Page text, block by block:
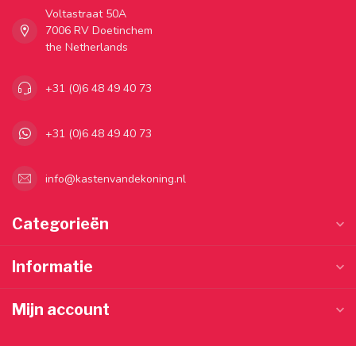
Voltastraat 50A
7006 RV Doetinchem
the Netherlands
+31 (0)6 48 49 40 73
+31 (0)6 48 49 40 73
info@kastenvandekoning.nl
Categorieën
Informatie
Mijn account